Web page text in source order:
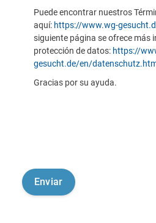
Puede encontrar nuestros
aquí: https://www.wg-
siguiente página se ofrece más
protección de datos: https://
gesucht.de/en/
Gracias por su ayuda.